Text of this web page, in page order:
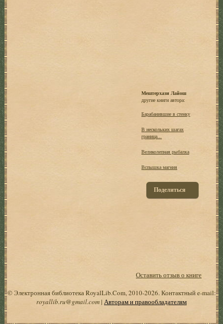
Мештерхази Лайош
другие книги автора:
Барабанившие в стенку
В нескольких шагах
граница...
Великолепная рыбалка
Вспышка магния
Поделиться
Оставить отзыв о книге
© Электронная библиотека RoyalLib.Com, 2010-2026. Контактный e-mail:
royallib.ru@gmail.com| Авторам и правообладателям